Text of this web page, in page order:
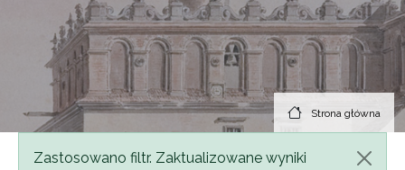
Strona główna
Komunikat
Zastosowano filtr. Zaktualizowane wyniki